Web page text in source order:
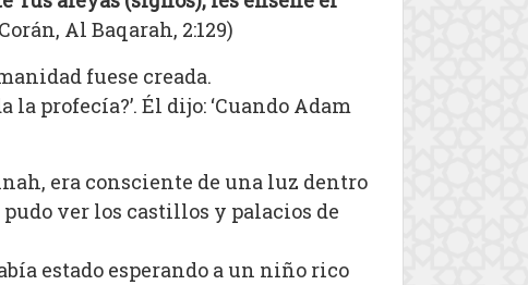
Al Baqarah, 2:129)
fuese creada.
profecía?’. Él dijo: ‘Cuando Adam
era consciente de una luz dentro
ver los castillos y palacios de
estado esperando a un niño rico